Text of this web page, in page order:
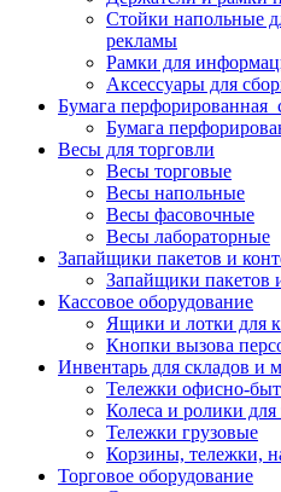
Стойки напольные
рекламы
Рамки для
Аксессуары для
Бумага
Бумага
Весы для торговли
Весы торговые
Весы напольные
Весы фасовочные
Весы лабораторные
Запайщики пакетов и
Запайщики пакетов
Кассовое оборудование
Ящики и лотки для
Кнопки вызова
Инвентарь для складов и
Тележки офисно-
Колеса и ролики для
Тележки грузовые
Корзины, тележки,
Торговое оборудование